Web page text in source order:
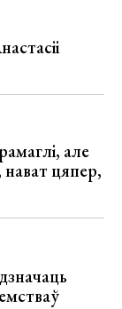
але
нават цяпер,